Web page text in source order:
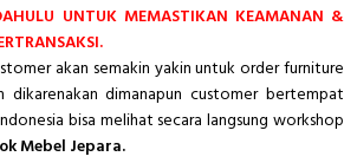
UNTUK MEMASTIKAN KEAMANAN &
akan semakin yakin untuk order furniture
dikarenakan dimanapun customer bertempat
bisa melihat secara langsung workshop
Mebel Jepara.